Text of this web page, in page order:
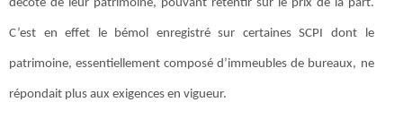
décote de leur patrimoine, pouvant retentir sur le prix de la part.
C’est en effet le bémol enregistré sur certaines SCPI dont le
patrimoine, essentiellement composé d’immeubles de bureaux, ne
répondait plus aux exigences en vigueur.